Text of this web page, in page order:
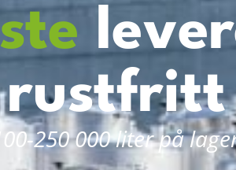
250 000 liter på